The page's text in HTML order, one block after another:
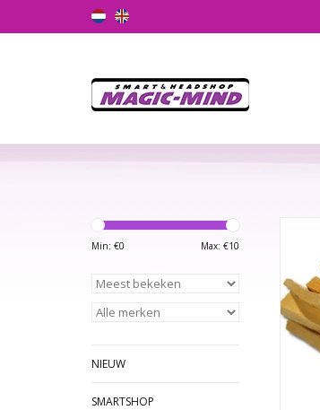
Min: €0 Max: €10
NIEUW
SMARTSHOP